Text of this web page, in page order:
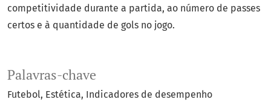
Palavras-chave
Futebol Estética Indicadores de desempenho
competitividade durante a partida, ao número de passes
certos e à quantidade de gols no jogo.